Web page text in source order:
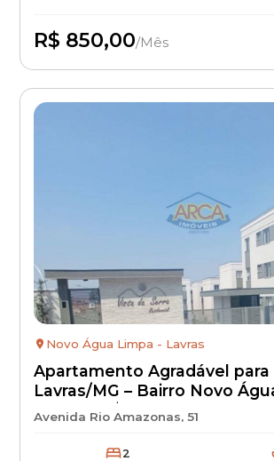
R$ 850,00/Mês
Novo Água Limpa - Lavras
Apartamento Agradável para
Lavras/MG – Bairro Novo
Aluguel R$ 800 + IPTU +
Avenida Rio Amazonas, 51
2